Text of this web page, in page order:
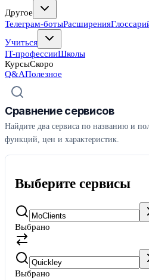
Другое
Телеграм-ботыРасширения
Учиться
IT-профессииШколы
КурсыСкоро
Q&AПолезное
Сравнение сервисов
Найдите два сервиса по названию и
функций, цен и характеристик.
Выберите сервисы
Выбрано
Выбрано